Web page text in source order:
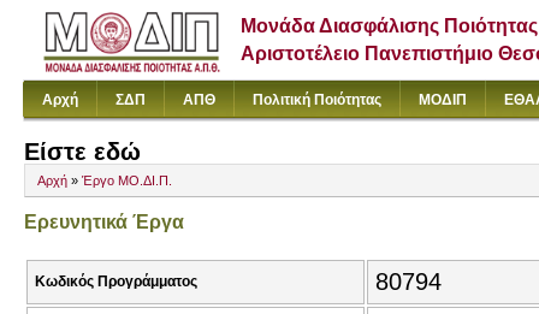
Μονάδα Διασφάλισης Ποιότητας
Αριστοτέλειο Πανεπιστήμιο
Αρχή ΣΔΠ ΑΠΘ Πολιτική Ποιότητας ΜΟΔΙΠ
Είστε εδώ
Αρχή » Έργο ΜΟ.ΔΙ.Π.
Ερευνητικά Έργα
Κωδικός Προγράμματος 80794